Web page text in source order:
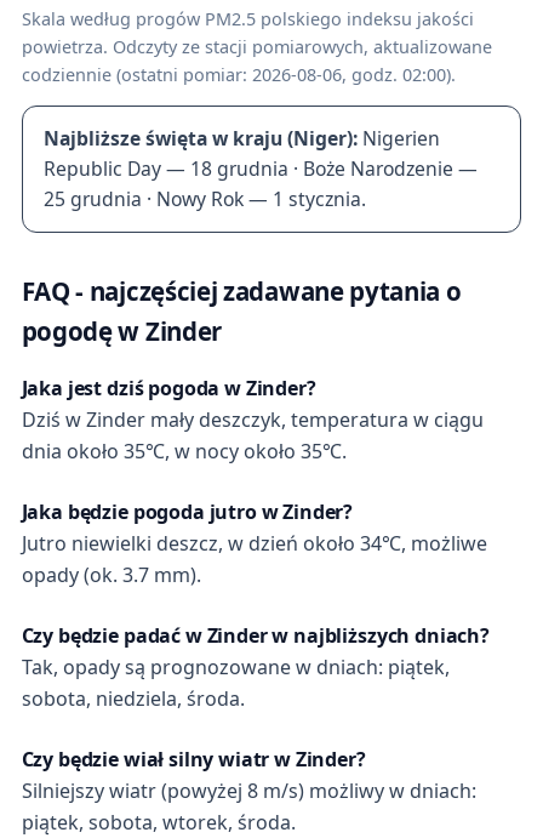
Skala według progów PM2.5 polskiego indeksu jakości
powietrza. Odczyty ze stacji pomiarowych, aktualizowane
codziennie (ostatni pomiar: 2026-08-06, godz. 02:00).
Najbliższe święta w kraju (Niger): Nigerien
Republic Day — 18 grudnia · Boże Narodzenie —
25 grudnia · Nowy Rok — 1 stycznia.
FAQ - najczęściej zadawane pytania o
pogodę w Zinder
Jaka jest dziś pogoda w Zinder?
Dziś w Zinder mały deszczyk, temperatura w ciągu
dnia około 35℃, w nocy około 35℃.
Jaka będzie pogoda jutro w Zinder?
Jutro niewielki deszcz, w dzień około 34℃, możliwe
opady (ok. 3.7 mm).
Czy będzie padać w Zinder w najbliższych dniach?
Tak, opady są prognozowane w dniach: piątek,
sobota, niedziela, środa.
Czy będzie wiał silny wiatr w Zinder?
Silniejszy wiatr (powyżej 8 m/s) możliwy w dniach:
piątek, sobota, wtorek, środa.